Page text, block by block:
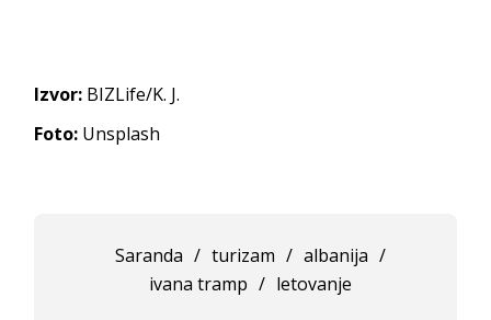
Izvor: BIZLife/K. J.
Foto: Unsplash
Saranda / turizam / albanija /
ivana tramp / letovanje